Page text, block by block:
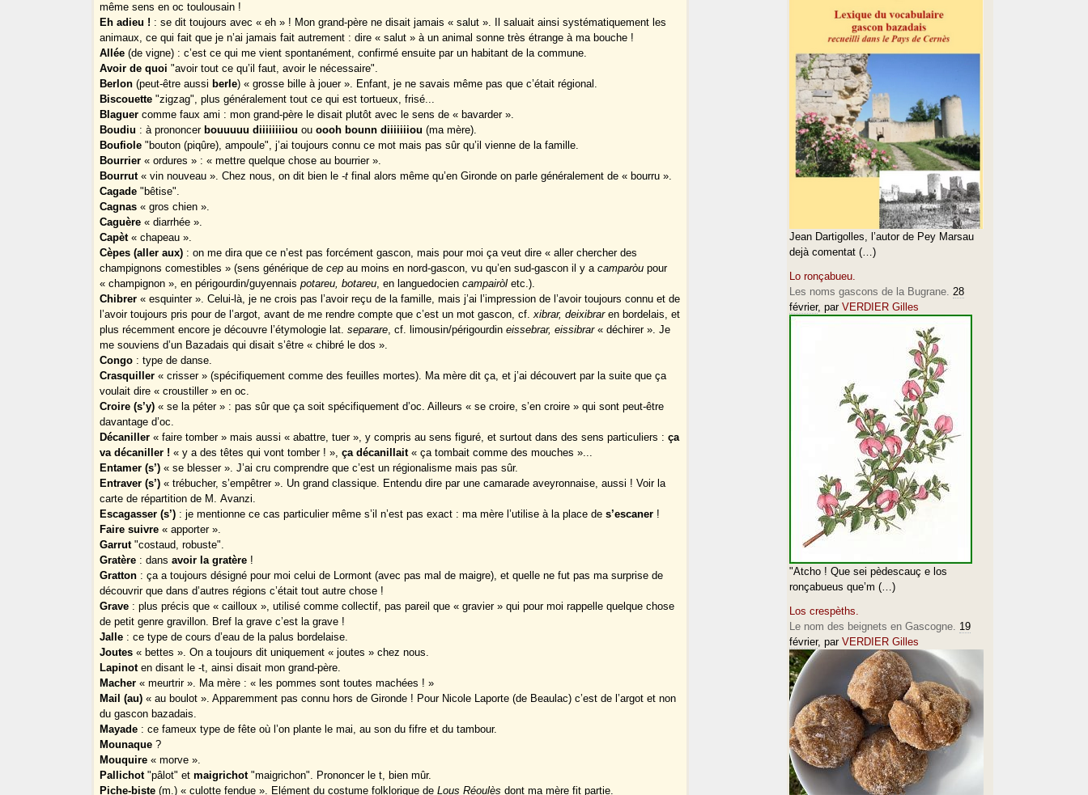
même sens en oc toulousain !
Eh adieu ! : se dit toujours avec « eh » ! Mon grand-père ne disait jamais « salut ». Il saluait ainsi systématiquement les
animaux, ce qui fait que je n’ai jamais fait autrement : dire « salut » à un animal sonne très étrange à ma bouche !
Allée (de vigne) : c’est ce qui me vient spontanément, confirmé ensuite par un habitant de la commune.
Avoir de quoi "avoir tout ce qu’il faut, avoir le nécessaire".
Berlon (peut-être aussi berle) « grosse bille à jouer ». Enfant, je ne savais même pas que c’était régional.
Biscouette "zigzag", plus généralement tout ce qui est tortueux, frisé...
Blaguer comme faux ami : mon grand-père le disait plutôt avec le sens de « bavarder ».
Boudiu : à prononcer bouuuuu diiiiiiiiou ouoooh bounn diiiiiiiou (ma mère).
Boufiole "bouton (piqûre), ampoule", j’ai toujours connu ce mot mais pas sûr qu’il vienne de la famille.
Bourrier « ordures » : « mettre quelque chose au bourrier ».
Bourrut« vin nouveau ». Chez nous, on dit bien le-t final alors même qu’en Gironde on parle généralement de « bourru ».
Cagade "bêtise".
Cagnas « gros chien ».
Caguère « diarrhée ».
Capèt« chapeau ».
Cèpes (aller aux) : on me dira que ce n’est pas forcément gascon, mais pour moi ça veut dire « aller chercher des
champignons comestibles » (sens générique decep au moins en nord-gascon, vu qu’en sud-gascon il y acamparòu pour
« champignon », en périgourdin/guyennaispotareu, botareu, en languedociencampairòl etc.).
Chibrer « esquinter ». Celui-là, je ne crois pas l’avoir reçu de la famille, mais j’ai l’impression de l’avoir toujours connu et de
l’avoir toujours pris pour de l’argot, avant de me rendre compte que c’est un mot gascon, cf.xibrar, deixibraren bordelais, et
plus récemment encore je découvre l’étymologie lat.separare, cf. limousin/périgourdineissebrar, eissibrar« déchirer ». Je
me souviens d’un Bazadais qui disait s’être « chibré le dos ».
Congo : type de danse.
Crasquiller « crisser » (spécifiquement comme des feuilles mortes). Ma mère dit ça, et j’ai découvert par la suite que ça
voulait dire « croustiller » en oc.
Croire (s’y) « se la péter » : pas sûr que ça soit spécifiquement d’oc. Ailleurs « se croire, s’en croire » qui sont peut-être
davantage d’oc.
Décaniller « faire tomber » mais aussi « abattre, tuer », y compris au sens figuré, et surtout dans des sens particuliers :ça
va décaniller ! « y a des têtes qui vont tomber ! »,ça décanillait« ça tombait comme des mouches »...
Entamer (s’) « se blesser ». J’ai cru comprendre que c’est un régionalisme mais pas sûr.
Entraver (s’) « trébucher, s’empêtrer ». Un grand classique. Entendu dire par une camarade aveyronnaise, aussi ! Voir la
carte de répartition de M. Avanzi.
Escagasser (s’) : je mentionne ce cas particulier même s’il n’est pas exact : ma mère l’utilise à la place des’escaner !
Faire suivre « apporter ».
Garrut"costaud, robuste".
Gratère : dansavoir la gratère !
Gratton : ça a toujours désigné pour moi celui de Lormont (avec pas mal de maigre), et quelle ne fut pas ma surprise de
découvrir que dans d’autres régions c’était tout autre chose !
Grave : plus précis que « cailloux », utilisé comme collectif, pas pareil que « gravier » qui pour moi rappelle quelque chose
de petit genre gravillon. Bref la grave c’est la grave !
Jalle : ce type de cours d’eau de la palus bordelaise.
Joutes « bettes ». On a toujours dit uniquement « joutes » chez nous.
Lapinoten disant le -t, ainsi disait mon grand-père.
Macher « meurtrir ». Ma mère : « les pommes sont toutes machées ! »
Mail (au) « au boulot ». Apparemment pas connu hors de Gironde ! Pour Nicole Laporte (de Beaulac) c’est de l’argot et non
du gascon bazadais.
Mayade : ce fameux type de fête où l’on plante le mai, au son du fifre et du tambour.
Mounaque ?
Mouquire « morve ».
Pallichot"pâlot" etmaigrichot"maigrichon". Prononcer le t, bien mûr.
Piche-biste (m.) « culotte fendue ». Elément du costume folklorique deLous Réoulès dont ma mère fit partie.
Jean Dartigolles, l’autor de Pey Marsau
dejà comentat (…)
Lo ronçabueu.
Les noms gascons de la Bugrane. 28
février, par VERDIER Gilles
"Atcho ! Que sei pèdescauç e los
ronçabueus que’m (…)
Los crespèths.
Le nom des beignets en Gascogne. 19
février, par VERDIER Gilles